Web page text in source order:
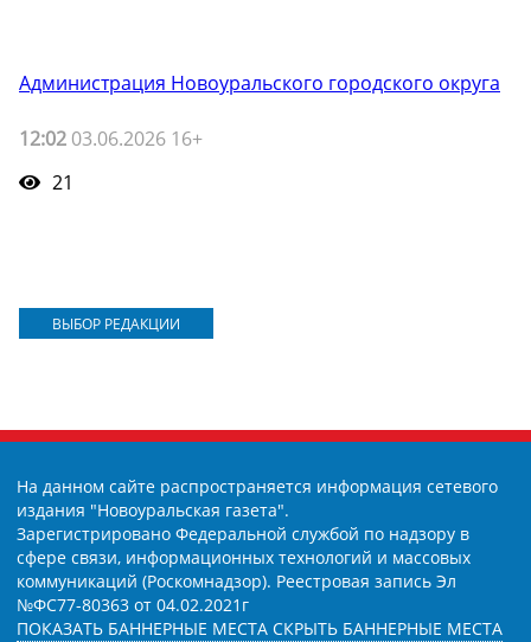
Администрация Новоуральского городского округа
12:02 03.06.2026 16+
21
ВЫБОР РЕДАКЦИИ
На данном сайте распространяется информация сетевого
издания "Новоуральская газета".
Зарегистрировано Федеральной службой по надзору в
сфере связи, информационных технологий и массовых
коммуникаций (Роскомнадзор). Реестровая запись Эл
№ФС77-80363 от 04.02.2021г
ПОКАЗАТЬ БАННЕРНЫЕ МЕСТА СКРЫТЬ БАННЕРНЫЕ МЕСТА